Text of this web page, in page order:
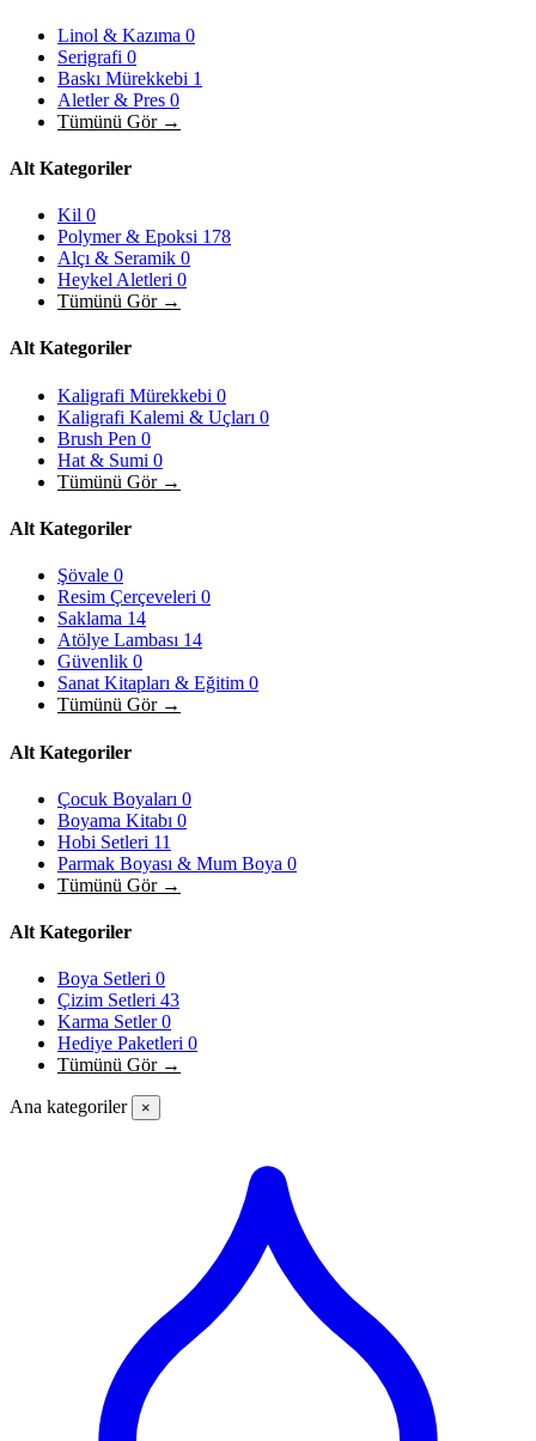
Linol & Kazıma 0
Serigrafi 0
Baskı Mürekkebi 1
Aletler & Pres 0
Tümünü Gör →
Alt Kategoriler
Kil 0
Polymer & Epoksi 178
Alçı & Seramik 0
Heykel Aletleri 0
Tümünü Gör →
Alt Kategoriler
Kaligrafi Mürekkebi 0
Kaligrafi Kalemi & Uçları 0
Brush Pen 0
Hat & Sumi 0
Tümünü Gör →
Alt Kategoriler
Şövale 0
Resim Çerçeveleri 0
Saklama 14
Atölye Lambası 14
Güvenlik 0
Sanat Kitapları & Eğitim 0
Tümünü Gör →
Alt Kategoriler
Çocuk Boyaları 0
Boyama Kitabı 0
Hobi Setleri 11
Parmak Boyası & Mum Boya 0
Tümünü Gör →
Alt Kategoriler
Boya Setleri 0
Çizim Setleri 43
Karma Setler0
Hediye Paketleri 0
Tümünü Gör →
Ana kategoriler ×